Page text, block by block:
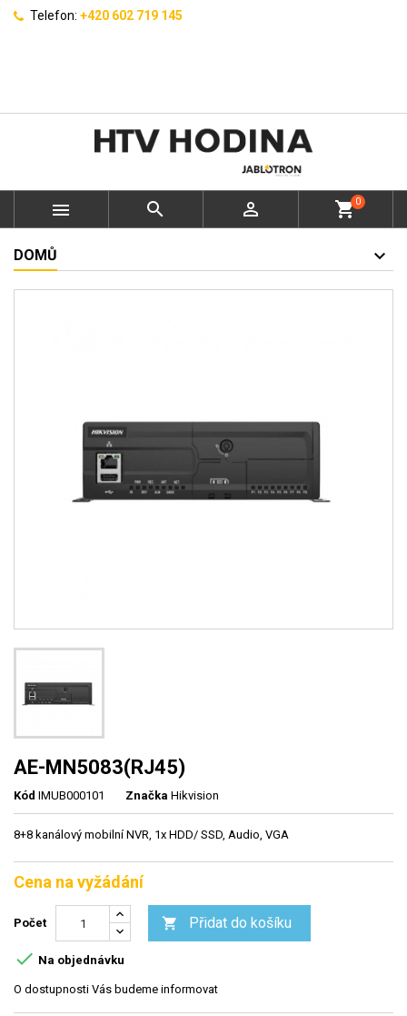
Telefon: +420 602 719 145
   shopping_cart0
DOMŮ
AE-MN5083(RJ45)
Kód IMUB000101 Značka Hikvision
8+8 kanálový mobilní NVR, 1x HDD/ SSD, Audio, VGA
Cena na vyžádání
Počet  Přidat do košíku
 Na objednávku
O dostupnosti Vás budeme informovat